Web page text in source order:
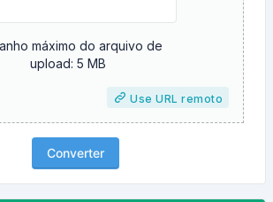
máximo do arquivo de
upload: 5 MB
Use URL remoto
Converter